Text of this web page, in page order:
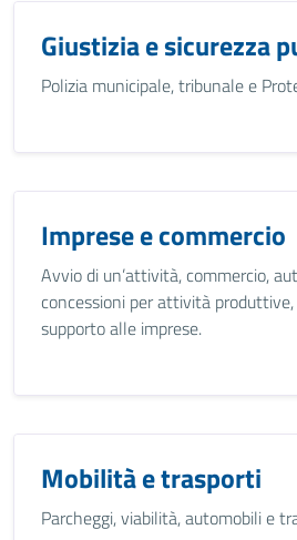
Giustizia e sicurezza
Polizia municipale, tribunale e
Imprese e commercio
Avvio di un’attività, commercio,
concessioni per attività
supporto alle imprese.
Mobilità e trasporti
Parcheggi, viabilità, automobili e